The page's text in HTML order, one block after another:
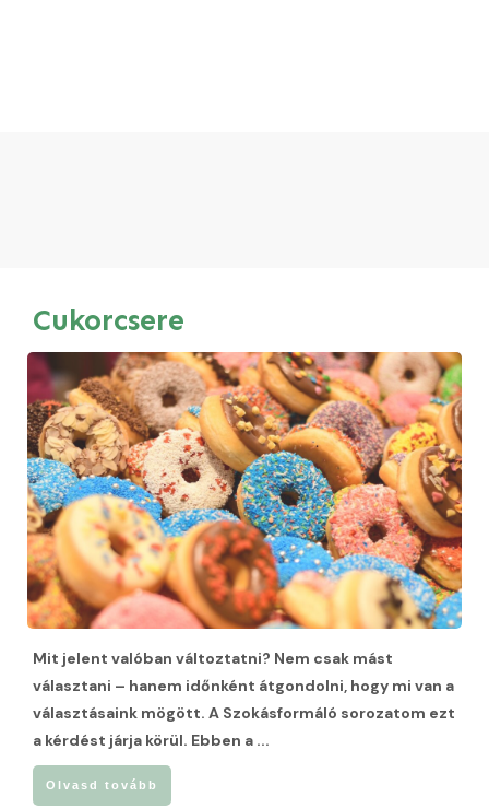
Cukorcsere
Mit jelent valóban változtatni? Nem csak mást
választani – hanem időnként átgondolni, hogy mi van a
választásaink mögött. A Szokásformáló sorozatom ezt
a kérdést járja körül. Ebben a ...
Olvasd tovább